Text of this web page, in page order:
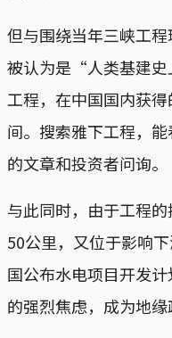
但与围绕当年三峡工
被认为是“人类基建
工程，在中国国内获
间。搜索雅下工程，
的文章和投资者问询。
与此同时，由于工程
50公里，又位于影响
国公布水电项目开发
的强烈焦虑，成为地缘